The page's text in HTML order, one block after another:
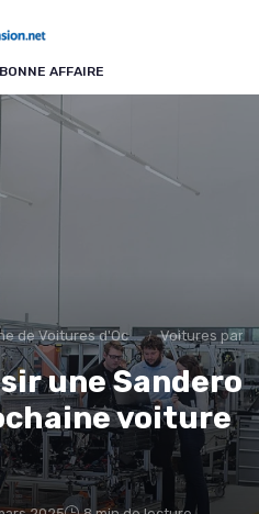
AFFAIRE
Voitures d'Occasion Voitures par
une Sandero
voiture